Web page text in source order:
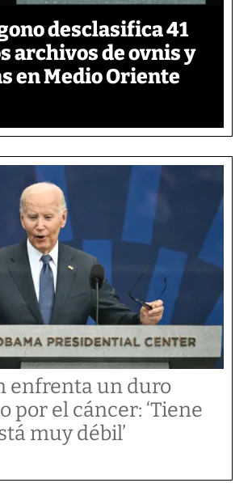
desclasifica 41
archivos de ovnis y
en Medio Oriente
enfrenta un duro
por el cáncer: ‘Tiene
muy débil’